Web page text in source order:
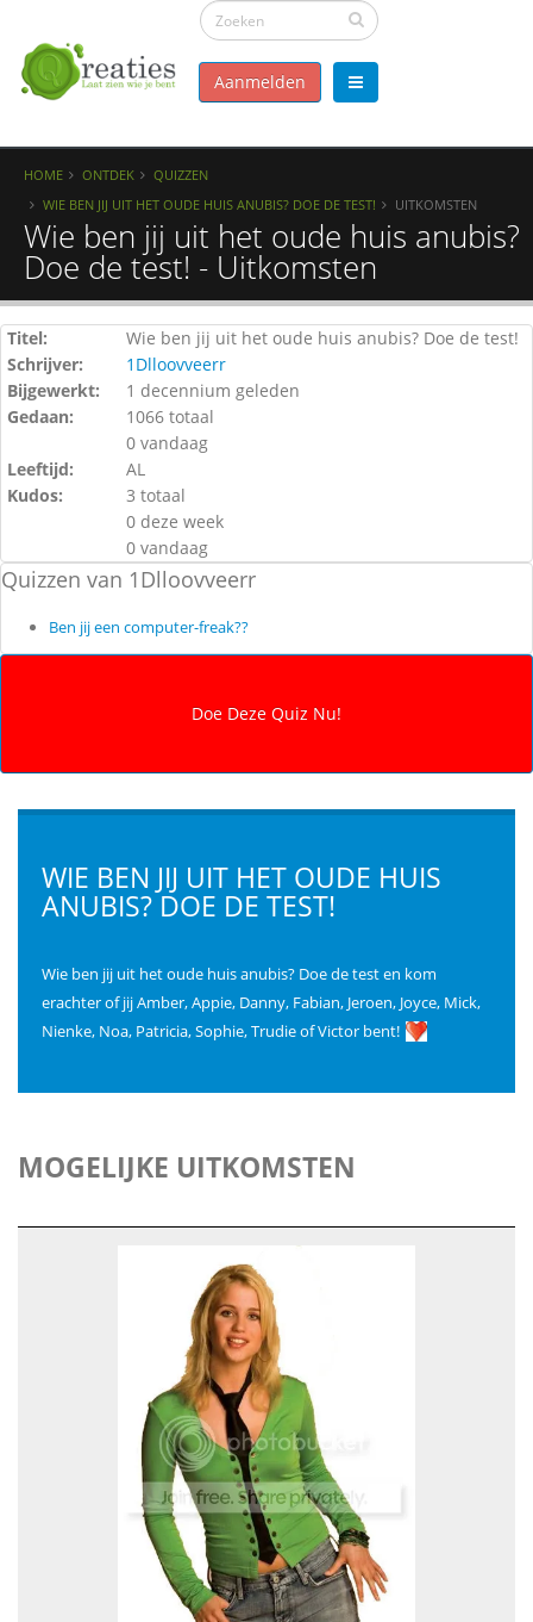
Aanmelden
HOME ONTDEK
QUIZZEN
WIE BEN JIJ UIT HET OUDE HUIS ANUBIS? DOE DE TEST!
UITKOMSTEN
Wie ben jij uit het oude huis anubis?
Doe de test! - Uitkomsten
Titel:
Wie ben jij uit het oude huis anubis? Doe de test!
Schrijver:
1Dlloovveerr
Bijgewerkt:
1 decennium geleden
Gedaan:
1066 totaal
0 vandaag
Leeftijd:
AL
Kudos:
3 totaal
0 deze week
0 vandaag
Quizzen van 1Dlloovveerr
Ben jij een computer-freak??
WIE BEN JIJ UIT HET OUDE HUIS
ANUBIS? DOE DE TEST!
Wie ben jij uit het oude huis anubis? Doe de test en kom
erachter of jij Amber, Appie, Danny, Fabian, Jeroen, Joyce, Mick,
Nienke, Noa, Patricia, Sophie, Trudie of Victor bent!
MOGELIJKE UITKOMSTEN